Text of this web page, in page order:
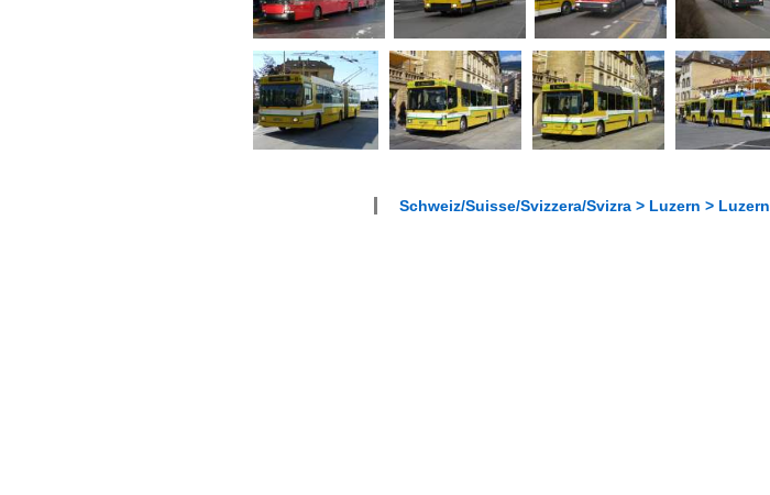
Schweiz/Suisse/Svizzera/Svizra > Luzern > Luzern